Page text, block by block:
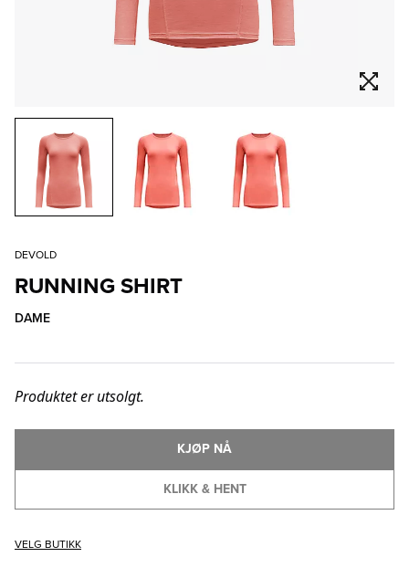
DEVOLD
RUNNING SHIRT
DAME
Produktet er utsolgt.
KLIKK & HENT
KJØP NÅ
VELG BUTIKK